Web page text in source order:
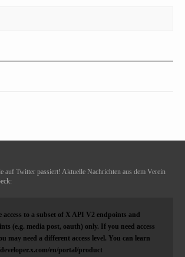
auf Twitter passiert! Aktuelle Nachrichten aus dem Verein
access to a subset of X API V2 endpoints and
(e.g. media post, oauth) only. If you need access
may need a different access level. You can learn
en/portal/product